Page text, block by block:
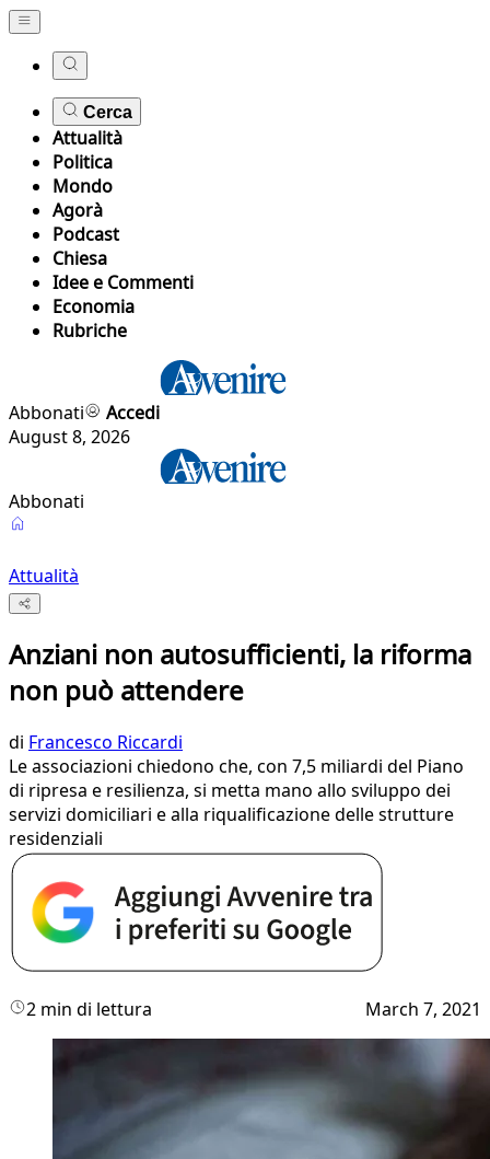
Cerca
Attualità
Politica
Mondo
Agorà
Podcast
Chiesa
Idee e Commenti
Economia
Rubriche
Abbonati
Accedi
August 8, 2026
Abbonati
Attualità
Anziani non autosufficienti, la riforma
non può attendere
di Francesco Riccardi
Le associazioni chiedono che, con 7,5 miliardi del Piano
di ripresa e resilienza, si metta mano allo sviluppo dei
servizi domiciliari e alla riqualificazione delle strutture
residenziali
2 min di lettura March 7, 2021